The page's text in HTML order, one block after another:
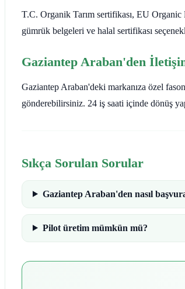
T.C. Organik Tarım sertifikası, EU
gümrük belgeleri ve halal sertifikası
Gaziantep Araban'den
Gaziantep Araban'deki markanıza özel
gönderebilirsiniz. 24 iş saati içinde dönüş
Sıkça Sorulan Sorular
Gaziantep Araban'den nasıl
Pilot üretim mümkün mü?